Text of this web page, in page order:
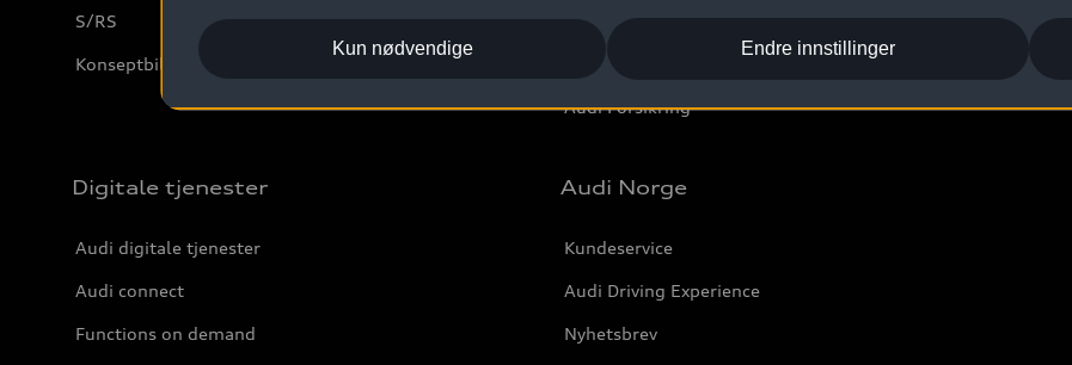
S/RS
Konseptbiler og prototyper
Leasing
Bilgarantier
Audi Forsikring
Digitale tjenester
Audi digitale tjenester
Audi connect
Functions on demand
Audi Norge
Kundeservice
Audi Driving Experience
Nyhetsbrev
Kun nødvendige Endre innstillinger